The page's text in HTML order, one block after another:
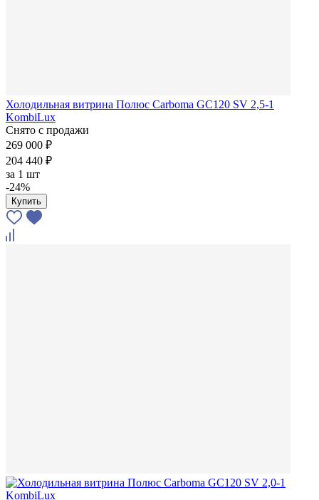
Холодильная витрина Полюс Carboma GC120 SV 2,5-1
KombiLux
Снято с продажи
269 000 ₽
204 440 ₽
за 1 шт
-24%
Купить